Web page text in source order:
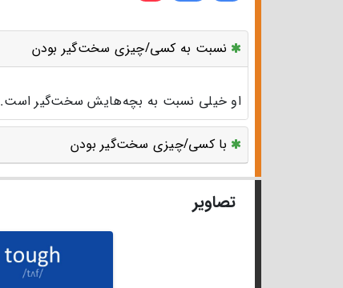
نسبت به کسی/چیزی سخت‌گیر بودن
او خیلی نسبت به بچه‌هایش سخت‌گیر است.
با کسی/چیزی سخت‌گیر بودن
تصاویر